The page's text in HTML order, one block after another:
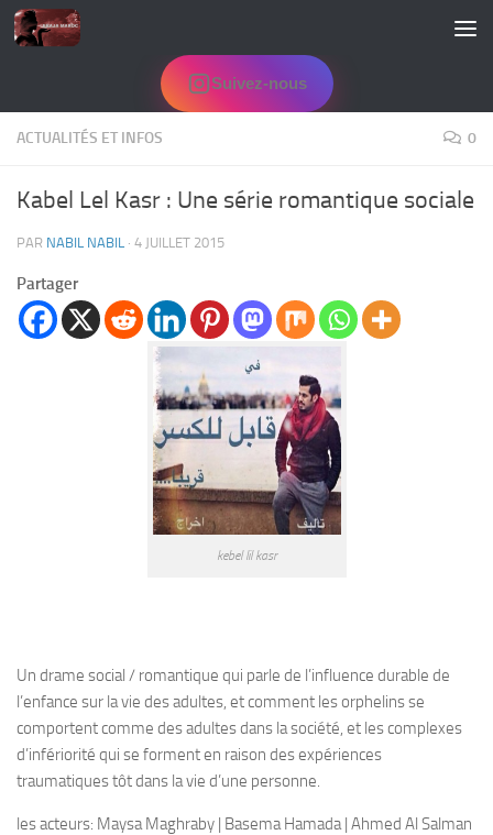
Skip to content
Suivez-nous
ACTUALITÉS ET INFOS 0
Kabel Lel Kasr : Une série romantique sociale
PAR NABIL NABIL · 4 JUILLET 2015
Partager
kebel lil kasr
Un drame social / romantique qui parle de l’influence durable de
l’enfance sur la vie des adultes, et comment les orphelins se
comportent comme des adultes dans la société, et les complexes
d’infériorité qui se forment en raison des expériences
traumatiques tôt dans la vie d’une personne.
les acteurs: Maysa Maghraby | Basema Hamada | Ahmed Al Salman